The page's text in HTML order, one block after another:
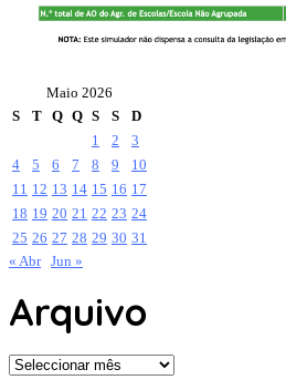
Maio 2026
S
T Q Q S S
D
1
2
3
4
5 6 7 8 9
10
11 12 13 14 15 16 17
18 19 20 21 22 23 24
25 26 27 28 29 30 31
« Abr Jun »
Arquivo
Arquivo